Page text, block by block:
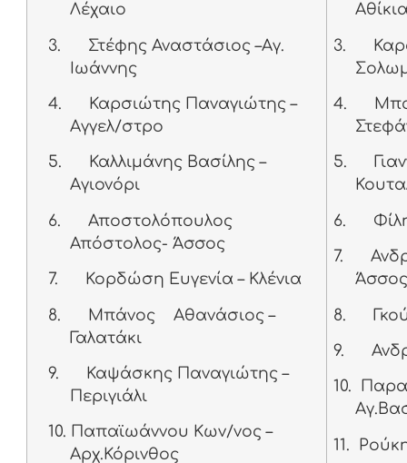
Λέχαιο
3.
Στέφης Αναστάσιος –Αγ.
Ιωάννης
4.
Καρσιώτης Παναγιώτης –
Αγγελ/στρο
5.
Καλλιμάνης Βασίλης –
Αγιονόρι
6.
Αποστολόπουλος
Απόστολος- Άσσος
7. Κορδώση Ευγενία – Κλένια
8.
Μπάνος Αθανάσιος –
Γαλατάκι
9.
Καψάσκης Παναγιώτης –
Περιγιάλι
10.
Παπαϊωάννου Κων/νος –
Αρχ.Κόρινθος
3.
4.
5.
6.
7.
8.
9.
10.
11.